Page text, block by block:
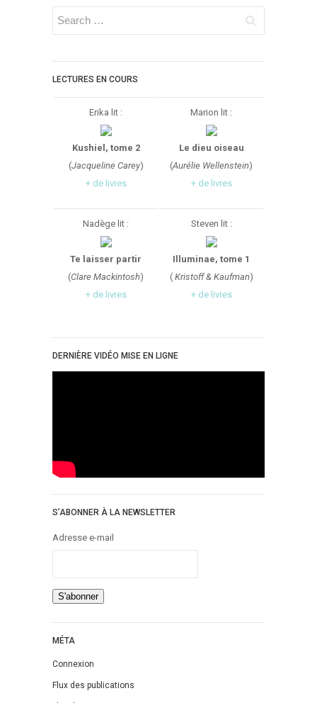
LECTURES EN COURS
Erika lit :
Kushiel, tome 2
(Jacqueline Carey)
+ de livres
Marion lit :
Le dieu oiseau
(Aurélie Wellenstein)
+ de livres
Nadège lit :
Te laisser partir
(Clare Mackintosh)
+ de livres
Steven lit :
Illuminae, tome 1
(Kristoff & Kaufman)
+ de livres
DERNIÈRE VIDÉO MISE EN LIGNE
S’ABONNER À LA NEWSLETTER
Adresse e-mail
MÉTA
Connexion
Flux des publications